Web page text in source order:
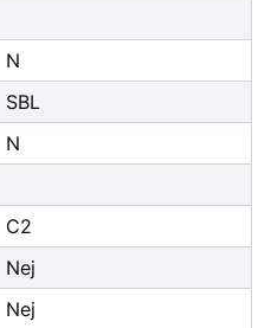
N
SBL
N
C2
Nej
Nej